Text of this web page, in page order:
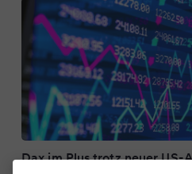
Dax im Plus trotz neuer US-